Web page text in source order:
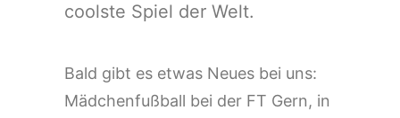
coolste Spiel der Welt.
Bald gibt es etwas Neues bei uns:
Mädchenfußball bei der FT Gern, in